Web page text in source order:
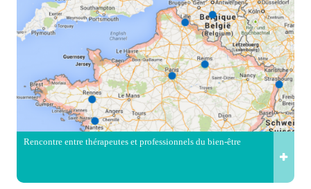
Rencontre entre thérapeutes et professionnels du bien-être